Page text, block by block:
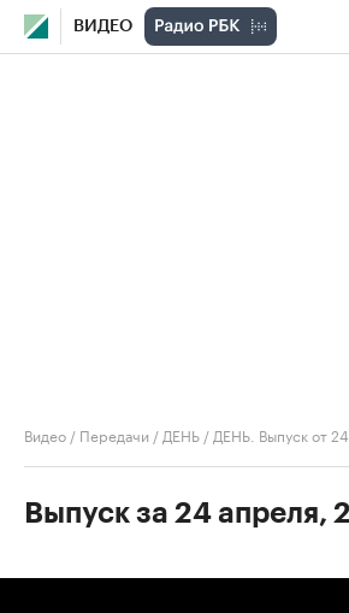
ВИДЕО
Видео / Передачи / ДЕНЬ / ДЕНЬ. Выпуск от
Выпуск за 24 апреля,